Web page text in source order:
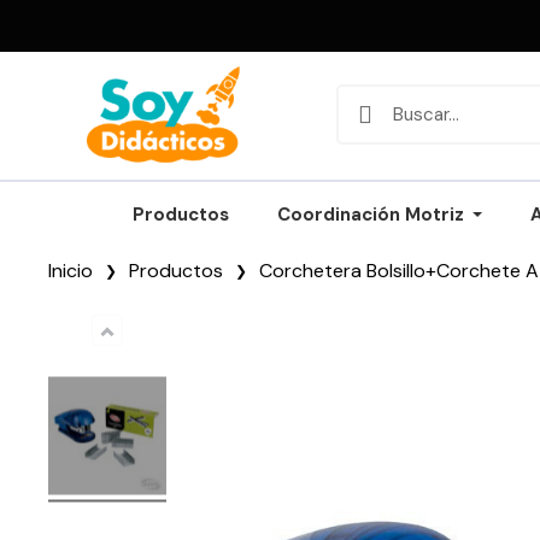
Productos Coordinación Motriz
Inicio Productos Corchetera Bolsillo+Corchete